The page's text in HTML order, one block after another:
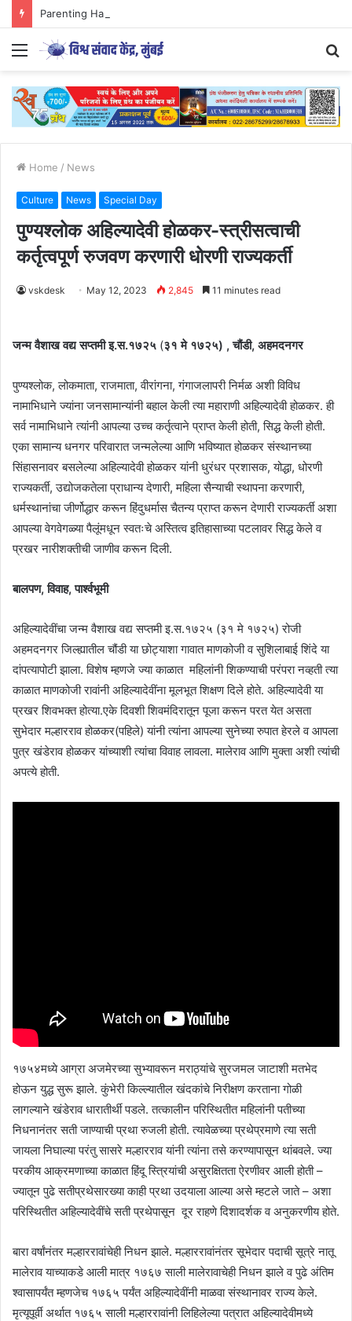
Parenting Has Its Limits….
Menu
Home / News
Culture News Special Day
पुण्यश्लोक अहिल्यादेवी होळकर-स्त्रीसत्वाची
कर्तृत्वपूर्ण रुजवण करणारी धोरणी राज्यकर्ती
vskdesk May 12, 2023 2,845 11 minutes read
जन्म वैशाख वद्य सप्तमी इ.स.१७२५ (३१ मे १७२५) , चौंडी, अहमदनगर
पुण्यश्लोक, लोकमाता, राजमाता, वीरांगना, गंगाजलापरी निर्मळ अशी विविध
नामाभिधाने ज्यांना जनसामान्यांनी बहाल केली त्या महाराणी अहिल्यादेवी होळकर. ही
सर्व नामाभिधाने त्यांनी आपल्या उच्च कर्तृत्वाने प्राप्त केली होती, सिद्ध केली होती.
एका सामान्य धनगर परिवारात जन्मलेल्या आणि भविष्यात होळकर संस्थानच्या
सिंहासनावर बसलेल्या अहिल्यादेवी होळकर यांनी धुरंधर प्रशासक, योद्धा, धोरणी
राज्यकर्ती, उद्योजकतेला प्राधान्य देणारी, महिला सैन्याची स्थापना करणारी,
धर्मस्थानांचा जीर्णोद्धार करून हिंदुधर्मास चैतन्य प्राप्त करून देणारी राज्यकर्ती अशा
आपल्या वेगवेगळ्या पैलूंमधून स्वतःचे अस्तित्व इतिहासाच्या पटलावर सिद्ध केले व
प्रखर नारीशक्तीची जाणीव करून दिली.
बालपण, विवाह, पार्श्वभूमी
अहिल्यादेवींचा जन्म वैशाख वद्य सप्तमी इ.स.१७२५ (३१ मे १७२५) रोजी
अहमदनगर जिल्ह्यातील चौंडी या छोट्याशा गावात माणकोजी व सुशिलाबाई शिंदे या
दांपत्यापोटी झाला. विशेष म्हणजे ज्या काळात महिलांनी शिकण्याची परंपरा नव्हती त्या
काळात माणकोजी रावांनी अहिल्यादेवींना मूलभूत शिक्षण दिले होते. अहिल्यादेवी या
प्रखर शिवभक्त होत्या.एके दिवशी शिवमंदिरातून पूजा करून परत येत असता
सुभेदार मल्हारराव होळकर(पहिले) यांनी त्यांना आपल्या सुनेच्या रुपात हेरले व आपला
पुत्र खंडेराव होळकर यांच्याशी त्यांचा विवाह लावला. मालेराव आणि मुक्ता अशी त्यांची
अपत्ये होती.
१७५४मध्ये आग्रा अजमेरच्या सुभ्यावरून मराठ्यांचे सुरजमल जाटाशी मतभेद
होऊन युद्ध सुरू झाले. कुंभेरी किल्ल्यातील खंदकांचे निरीक्षण करताना गोळी
लागल्याने खंडेराव धारातीर्थी पडले. तत्कालीन परिस्थितीत महिलांनी पतीच्या
निधनानंतर सती जाण्याची प्रथा रुजली होती. त्यावेळच्या प्रथेप्रमाणे त्या सती
जायला निघाल्या परंतु सासरे मल्हारराव यांनी त्यांना तसे करण्यापासून थांबवले. ज्या
परकीय आक्रमणाच्या काळात हिंदू स्त्रियांची असुरक्षितता ऐरणीवर आली होती –
ज्यातून पुढे सतीप्रथेसारख्या काही प्रथा उदयाला आल्या असे म्हटले जाते – अशा
परिस्थितीत अहिल्यादेवींचे सती प्रथेपासून दूर राहणे दिशादर्शक व अनुकरणीय होते.
बारा वर्षांनंतर मल्हाररावांचेही निधन झाले. मल्हाररावांनंतर सूभेदार पदाची सूत्रे नातू
मालेराव याच्याकडे आली मात्र १७६७ साली मालेरावाचेही निधन झाले व पुढे अंतिम
श्वासापर्यंत म्हणजेच १७६५ पर्यंत अहिल्यादेवींनी माळवा संस्थानावर राज्य केले.
मृत्यूपूर्वी अर्थात १७६५ साली मल्हाररावांनी लिहिलेल्या पत्रात अहिल्यादेवीमध्ये